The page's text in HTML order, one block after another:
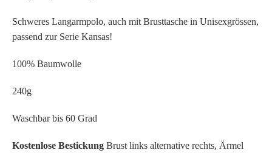
Schweres Langarmpolo, auch mit Brusttasche in Unisexgrössen,
passend zur Serie Kansas!
100% Baumwolle
240g
Waschbar bis 60 Grad
Kostenlose Bestickung Brust links alternative rechts, Ärmel